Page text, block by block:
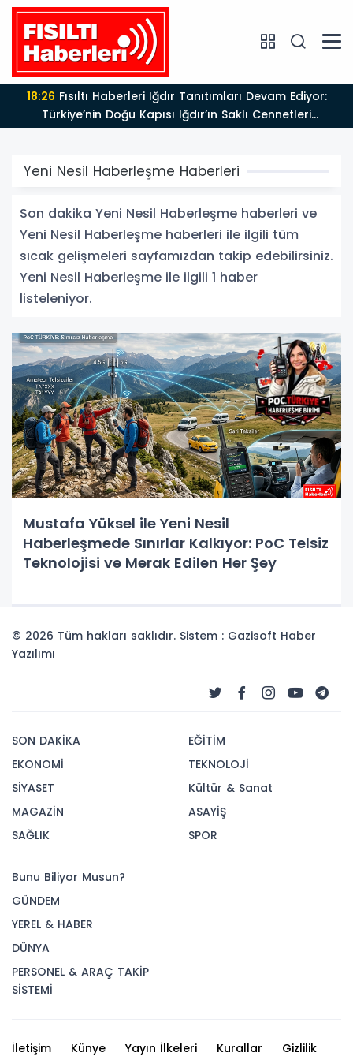
18:26
Türkiye’nin Doğu Kapısı Iğdır’ın Saklı Cennetleri
Keşfedilmeyi Bekliyor
Yeni Nesil Haberleşme Haberleri
Son dakika Yeni Nesil Haberleşme haberleri ve
Yeni Nesil Haberleşme haberleri ile ilgili tüm
sıcak gelişmeleri sayfamızdan takip edebilirsiniz.
Yeni Nesil Haberleşme ile ilgili 1 haber
listeleniyor.
Mustafa Yüksel ile Yeni Nesil
Haberleşmede Sınırlar Kalkıyor: PoC Telsiz
Teknolojisi ve Merak Edilen Her Şey
© 2026 Tüm hakları saklıdır. Sistem : Gazisoft Haber
Yazılımı
SON DAKİKA
EKONOMİ
SİYASET
MAGAZİN
SAĞLIK
EĞİTİM
TEKNOLOJİ
Kültür & Sanat
ASAYİŞ
SPOR
Bunu Biliyor Musun?
GÜNDEM
YEREL & HABER
DÜNYA
PERSONEL & ARAÇ TAKİP
SİSTEMİ
İletişim Künye Yayın İlkeleri Kurallar
Gizlilik